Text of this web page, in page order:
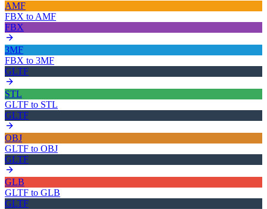
AMF
FBX to AMF
FBX
3MF
FBX to 3MF
GLTF
STL
GLTF to STL
GLTF
OBJ
GLTF to OBJ
GLTF
GLB
GLTF to GLB
GLTF